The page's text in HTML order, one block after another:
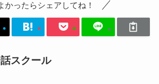
かったらシェアしてね！
スクール